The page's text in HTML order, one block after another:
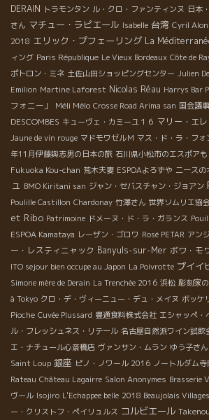
DERAIN トラモンタン ル・クロ・ファンティンヌ 日本
さん マチュー・ラピエール Isabelle 台湾 Cyril
2018 エリック・プフェーリング La
ィング Paris République Le Vieux Bordeaux Côte de
ポトロン・ミネ 土佐山田ショッピングセンター Julien
Emilion Martine Laforest Nicolas Réau Harrys Bar
フォニー」
Méli Mélo Crosse Road Arima san 国会議
DESCOMBES キューヴェ・カミーユ１６ マリー・エ
Jaune de vin rouge マドモワゼルＭ マス・ド・ラ・フォ
年11月伊藤與志男の日本の旅 石川県小松市のエスポア
Fukuoka Kou-chan 荒木夫妻 ESPOAよろずや ニースの
ュ BMO Kiritani san ジャン・セバスチャン・ジョアン
Poulille Castillon Chardonay 竹澤さん 世界ソムリエ協
et Ribo Patrimoine ドメーヌ・ド・ラ・ガランス
ESPOA Kamataya レーザン・ゴロワ Rosé PETAR アン
ー・レスティニャック Banyuls-sur-Mer ボワ・モ
ITO sejour bien occupe au Japon La Poivrotte プイイ
Simone mère de Derain La Trenchée 2016 浜松 彫刻家
à Tokyo クロ・デ・ヴィーニュー・デュ・メイヌ ボッケ
Pioche Cuvée Plussard 豊通食料株式会社 エシャッペ・
ル・フレッシュネス・リテール 名古屋自然派ワイン試飲
エ・ナチュール心斎橋店 ヴァンサン・ムラン ゆう子さん
Saint Loup 銀座 ピノ・ノワール 2016 ノートルダム寺
Rateau Château Lagairre Salon Anonymes Brasserie
ヴール Isojiro L'Echappee belle 2018 Beaujolais Villages
ー・クリストフ・ペイリュルス コルビエール